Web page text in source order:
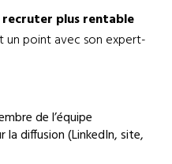
recruter plus rentable
un point avec son expert-
de l’équipe
la diffusion (LinkedIn, site,